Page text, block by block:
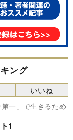
ング
一」で生きるため
1
いいね